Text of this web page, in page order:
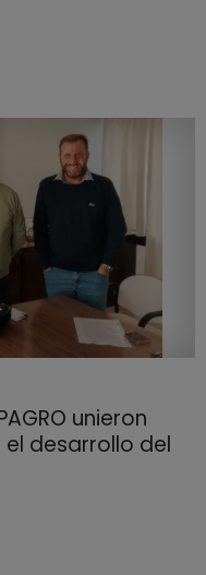
unieron
desarrollo del